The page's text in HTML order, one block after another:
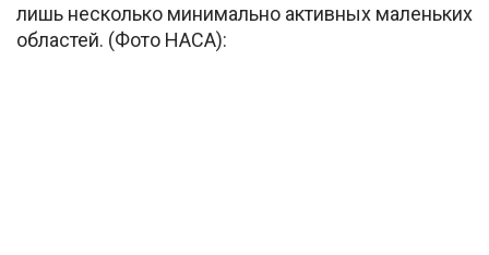
лишь несколько минимально активных маленьких
областей. (Фото НАСА):